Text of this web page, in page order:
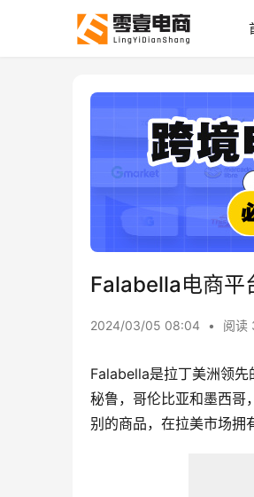
Falabella电商平
2024/03/05 08:04 • 阅读
Falabella是拉丁美洲领先
秘鲁，哥伦比亚和墨西哥
别的商品，在拉美市场拥